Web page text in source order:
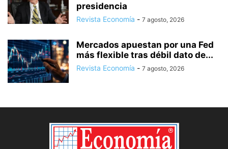
presidencia
Revista Economía - 7 agosto, 2026
Mercados apuestan por una Fed
más flexible tras débil dato de...
Revista Economía - 7 agosto, 2026